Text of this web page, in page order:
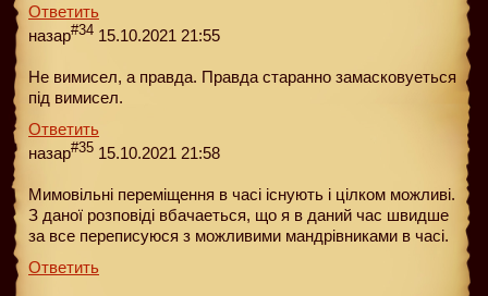
Ответить
назар#34 15.10.2021 21:55
Не вимисел, а правда. Правда старанно замасковуеться
під вимисел.
Ответить
назар#35 15.10.2021 21:58
Мимовільні переміщення в часі існують і цілком можливі.
З даної розповіді вбачаеться, що я в даний час швидше
за все переписуюся з можливими мандрівниками в часі.
Ответить